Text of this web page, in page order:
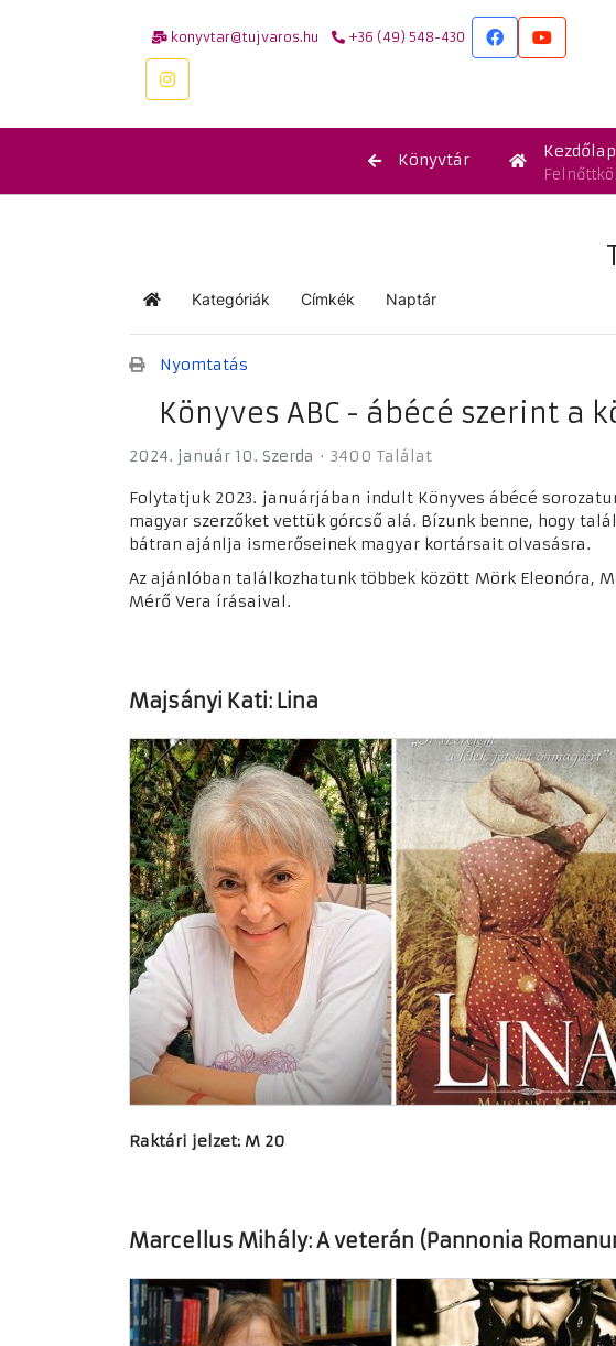
konyvtar@tujvaros.hu +36 (49) 548-430
Könyvtár Kezdőlap
KezdőlapKategóriák Címkék Naptár
Nyomtatás
Könyves ABC - ábécé szerint
2024. január 10. Szerda 3400 Találat
Folytatjuk 2023. januárjában indult Könyves ábécé
magyar szerzőket vettük górcső alá. Bízunk benne, hogy
bátran ajánlja ismerőseinek magyar kortársait olvasásra.
Az ajánlóban találkozhatunk többek között Mörk Eleonóra,
Mérő Vera írásaival.
Majsányi Kati: Lina
Raktári jelzet: M 20
Marcellus Mihály: A veterán (Pannonia